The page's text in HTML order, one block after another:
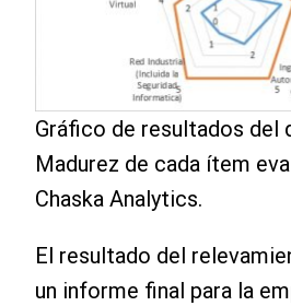
Gráfico de resultados del
Madurez de cada ítem
Chaska Analytics.
El resultado del
un informe final para la